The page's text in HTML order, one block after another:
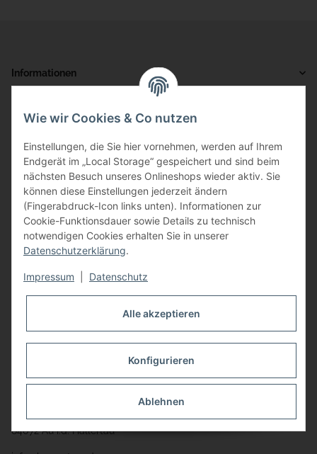
Informationen
Gesetzliche Informationen
Kontakt
Sie erreichen uns
von Mo. - Do. von 9:00 - 12:00 Uhr
und von 14:00 - 17:00 Uhr
Freitag von 9:00 - 12:00 Uhr unter:
☎️ +49 (0) 8752 8658090
oder über unserKontaktformular
Bauer-Systemtechnik GmbH
84072 Au i.d. Hallertau
Wie wir Cookies & Co nutzen
Einstellungen, die Sie hier vornehmen, werden auf Ihrem
Endgerät im „Local Storage“ gespeichert und sind beim
nächsten Besuch unseres Onlineshops wieder aktiv. Sie
können diese Einstellungen jederzeit ändern
(Fingerabdruck-Icon links unten). Informationen zur
Cookie-Funktionsdauer sowie Details zu technisch
notwendigen Cookies erhalten Sie in unserer
Datenschutzerklärung.
Impressum Datenschutz
Alle akzeptieren
Konfigurieren
Ablehnen